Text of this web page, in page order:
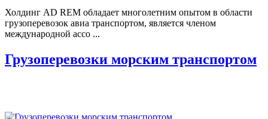
Холдинг AD REM обладает многолетним опытом в области
грузоперевозок авиа транспортом, является членом
международной ассо ...
Грузоперевозки морским транспортом